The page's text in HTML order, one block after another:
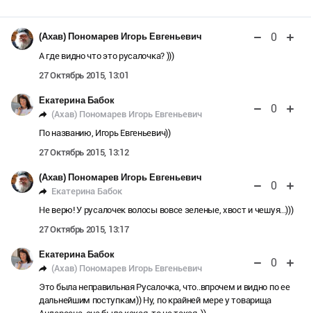
(Ахав) Пономарев Игорь Евгеньевич 0
А где видно что это русалочка? )))
27 Октябрь 2015, 13:01
Екатерина Бабок
(Ахав) Пономарев Игорь Евгеньевич
0
По названию, Игорь Евгеньевич))
27 Октябрь 2015, 13:12
(Ахав) Пономарев Игорь Евгеньевич
Екатерина Бабок
0
Не верю! У русалочек волосы вовсе зеленые, хвост и чешуя...)))
27 Октябрь 2015, 13:17
Екатерина Бабок
(Ахав) Пономарев Игорь Евгеньевич
0
Это была неправильная Русалочка, что..впрочем и видно по ее
дальнейшим поступкам)) Ну, по крайней мере у товарища